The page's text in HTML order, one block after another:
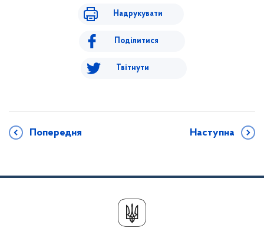
Надрукувати
Поділитися
Твітнути
Попередня Наступна